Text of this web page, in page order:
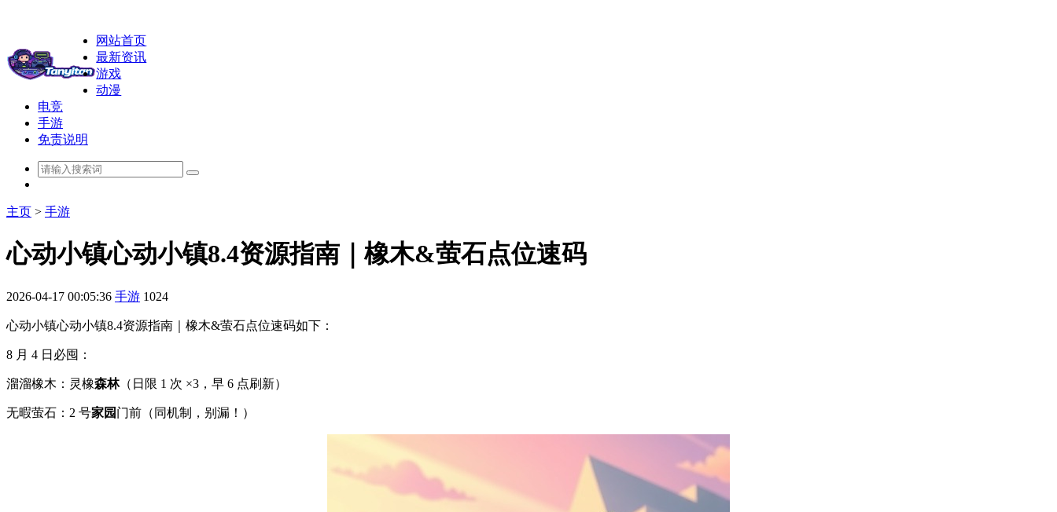
网站首页
最新资讯
游戏
动漫
电竞
手游
免责说明
主页 > 手游
心动小镇心动小镇8.4资源指南｜橡木&萤石点位速码
2026-04-17 00:05:36 手游 1024
心动小镇心动小镇8.4资源指南｜橡木&萤石点位速码如下：
8 月 4 日必囤：
溜溜橡木：灵橡森林（日限 1 次 ×3，早 6 点刷新）
无暇萤石：2 号家园 门前（同机制，别漏！）